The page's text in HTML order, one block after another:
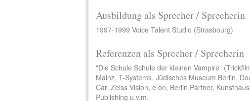
Ausbildung als Sprecher / Sprecherin
1997-1999 Voice Talent Studio (Strasbourg)
Referenzen als Sprecher / Sprecherin
"Die Schule Schule der kleinen Vampire"
Mainz, T-Systems, Jüdisches Museum Berlin,
Carl Zeiss Vision, e.on, Berlin Partner,
Publishing u.v.m.